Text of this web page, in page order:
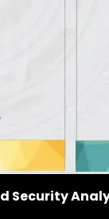
Security